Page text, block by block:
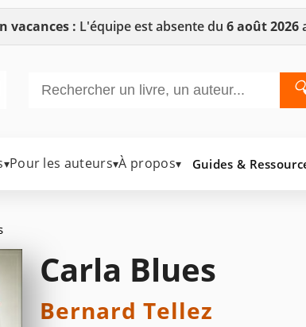
vacances : L'équipe est absente du 6 août 2026
▾Pour les auteurs▾À propos▾ Guides &
Carla Blues
Bernard Tellez